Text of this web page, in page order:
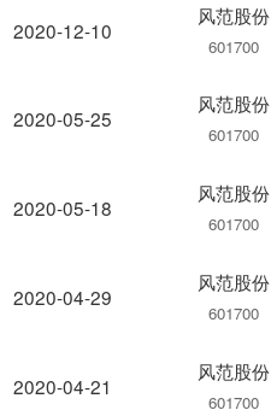
2020-12-10
2020-05-25
2020-05-18
2020-04-29
2020-04-21
风范股份
601700
风范股份
601700
风范股份
601700
风范股份
601700
风范股份
601700